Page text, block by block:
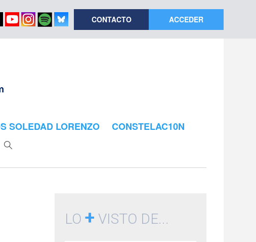
CONTACTO ACCEDER
SOLEDAD LORENZO
CONSTELAC10N
LO+ VISTO DE...